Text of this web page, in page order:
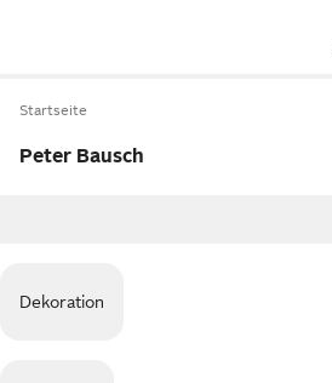
Startseite
Peter Bausch
Dekoration